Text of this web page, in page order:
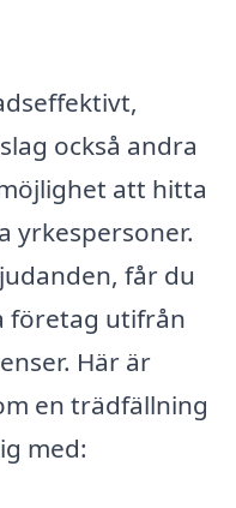
också andra
att hitta
yrkespersoner.
får du
företag utifrån
Här är
en trädfällning
med: